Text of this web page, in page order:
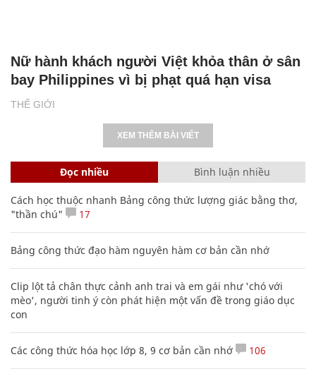
THẾ GIỚI
Nữ hành khách người Việt khỏa thân ở sân
bay Philippines vì bị phạt quá hạn visa
XEM THÊM BÀI VIẾT
Đọc nhiều Bình luận nhiều
Cách học thuộc nhanh Bảng công thức lượng giác bằng thơ,
"thần chú"
17
Bảng công thức đạo hàm nguyên hàm cơ bản cần nhớ
Clip lột tả chân thực cảnh anh trai và em gái như 'chó với
mèo', người tinh ý còn phát hiện một vấn đề trong giáo dục
con
Các công thức hóa học lớp 8, 9 cơ bản cần nhớ 106